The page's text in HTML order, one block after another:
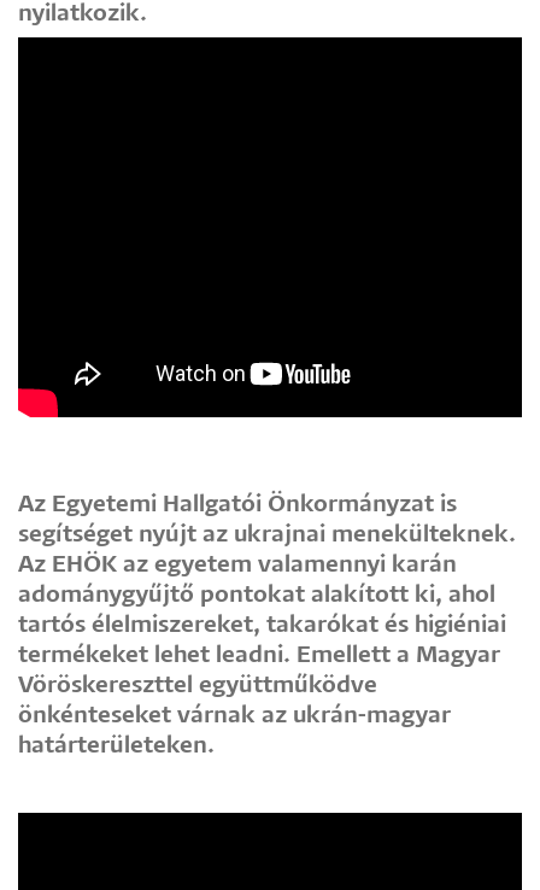
nyilatkozik.
Az Egyetemi Hallgatói Önkormányzat is
segítséget nyújt az ukrajnai menekülteknek.
Az EHÖK az egyetem valamennyi karán
adománygyűjtő pontokat alakított ki, ahol
tartós élelmiszereket, takarókat és higiéniai
termékeket lehet leadni. Emellett a Magyar
Vöröskereszttel együttműködve
önkénteseket várnak az ukrán-magyar
határterületeken.